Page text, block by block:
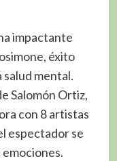
impactante
éxito
salud mental.
Salomón Ortiz,
con 8 artistas
espectador se
emociones.